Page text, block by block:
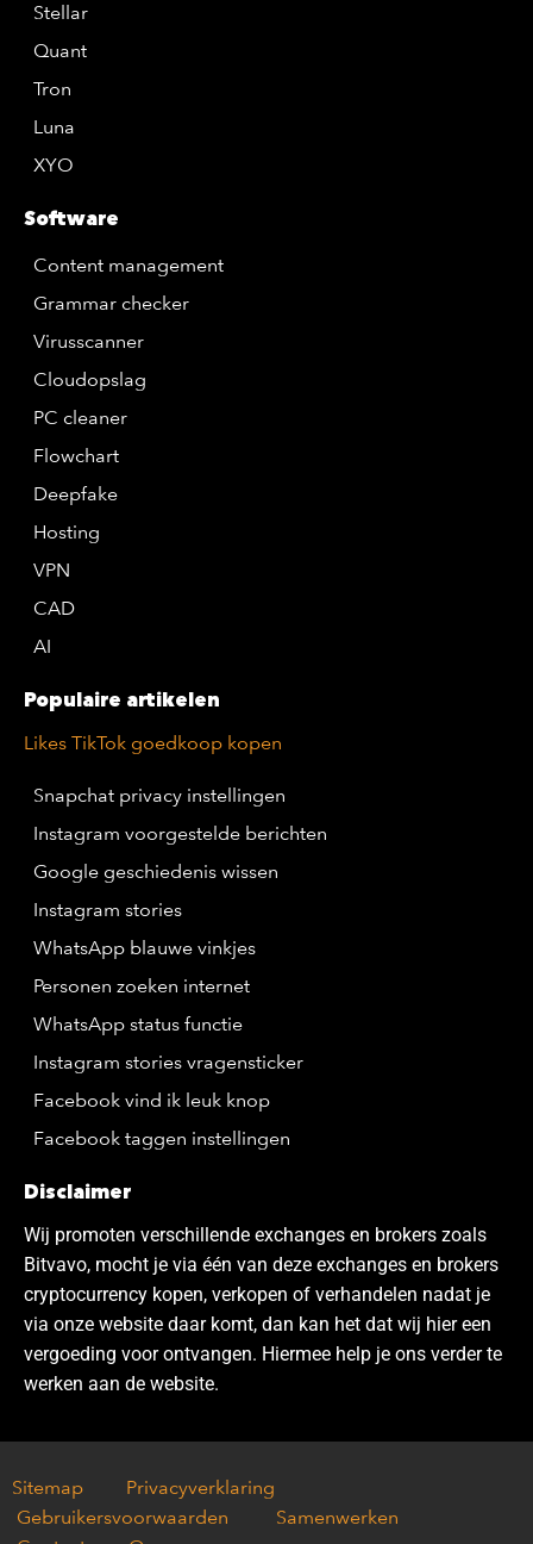
Stellar
Quant
Tron
Luna
XYO
Software
Content management
Grammar checker
Virusscanner
Cloudopslag
PC cleaner
Flowchart
Deepfake
Hosting
VPN
CAD
AI
Populaire artikelen
Likes TikTok goedkoop kopen
Snapchat privacy instellingen
Instagram voorgestelde berichten
Google geschiedenis wissen
Instagram stories
WhatsApp blauwe vinkjes
Personen zoeken internet
WhatsApp status functie
Instagram stories vragensticker
Facebook vind ik leuk knop
Facebook taggen instellingen
Disclaimer
Wij promoten verschillende exchanges en brokers zoals
Bitvavo, mocht je via één van deze exchanges en brokers
cryptocurrency kopen, verkopen of verhandelen nadat je
via onze website daar komt, dan kan het dat wij hier een
vergoeding voor ontvangen. Hiermee help je ons verder te
werken aan de website.
Sitemap
Privacyverklaring
Gebruikersvoorwaarden
Samenwerken